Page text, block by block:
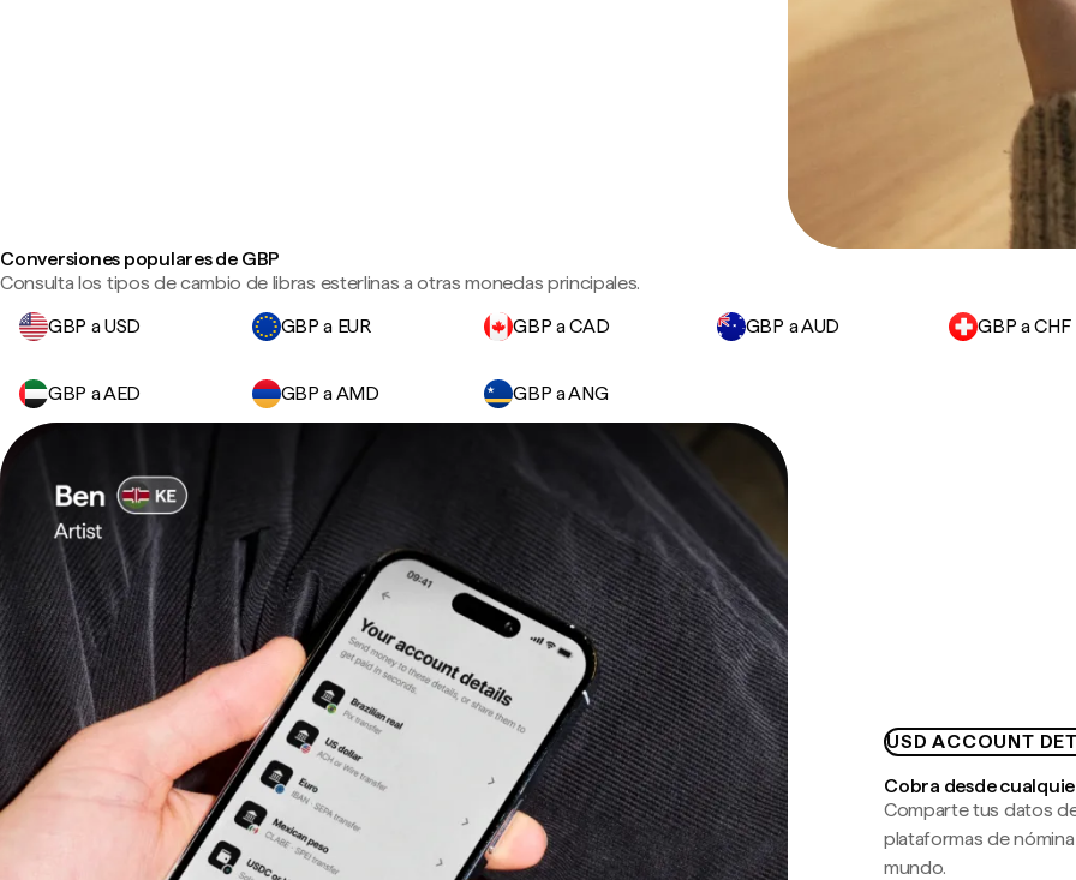
Conversiones populares de GBP
Consulta los tipos de cambio de libras esterlinas a otras monedas principales.
GBP a USD
GBP a EUR GBP a CAD GBP a AUD GBP a CHF
GBP a AED GBP a AMD GBP a ANG
USD ACCOUNT
Cobra desde
Comparte tus datos
plataformas de
mundo.